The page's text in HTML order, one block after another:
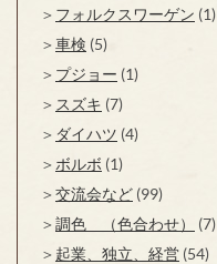
フォルクスワーゲン (1)
車検 (5)
プジョー (1)
スズキ (7)
ダイハツ (4)
ボルボ (1)
交流会など (99)
調色 （色合わせ）
(7)
起業、独立、経営 (54)